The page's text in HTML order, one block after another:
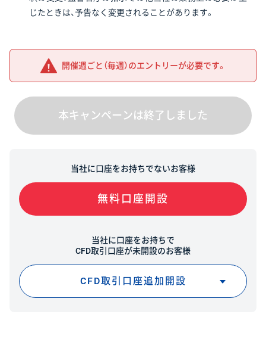
じたときは、予告なく変更されることがあります。
開催週ごと（毎週）のエントリーが必要です。
本キャンペーンは終了しました
当社に口座をお持ちでないお客様
無料口座開設
当社に口座をお持ちで
CFD取引口座が未開設のお客様
CFD取引口座追加開設